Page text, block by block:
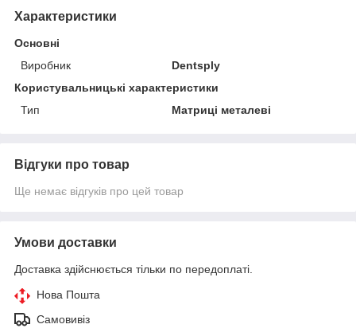
Характеристики
Основні
Виробник
Dentsply
Користувальницькі характеристики
Тип
Матриці металеві
Відгуки про товар
Ще немає відгуків про цей товар
Умови доставки
Доставка здійснюється тільки по передоплаті.
Нова Пошта
Самовивіз